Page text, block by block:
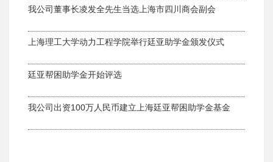
我公司董事长凌发全先生当选上海市四川商会副会
上海理工大学动力工程学院举行廷亚助学金颁发仪式
廷亚帮困助学金开始评选
我公司出资100万人民币建立上海廷亚帮困助学金基金